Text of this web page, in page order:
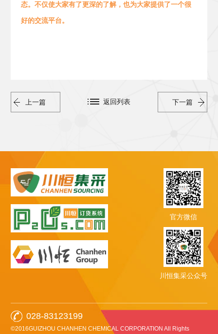
态。 不仅使大家有了更深的了解，也为大家提供了一个很
好的交流平台。
上一篇 下一篇
返回列表
官方微信
川恒集采公众号
028-83123199
©2016GUIZHOU CHANHEN CHEMICAL CORPORATION All Rights